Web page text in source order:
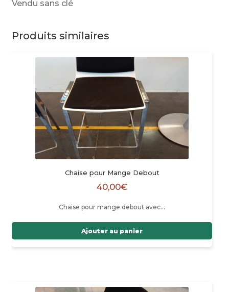
Vendu sans clé
Produits similaires
Chaise pour Mange Debout
40,00€
Chaise pour mange debout avec…
Ajouter au panier